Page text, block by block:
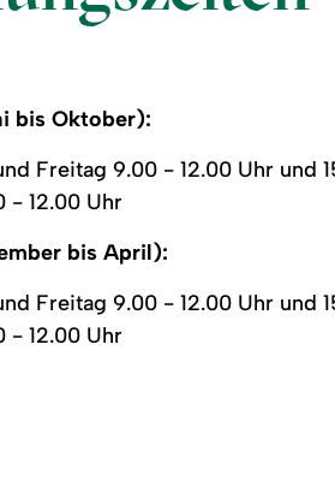
bis Oktober):
Freitag 9.00 - 12.00 Uhr und
- 12.00 Uhr
bis April):
Freitag 9.00 - 12.00 Uhr und
- 12.00 Uhr